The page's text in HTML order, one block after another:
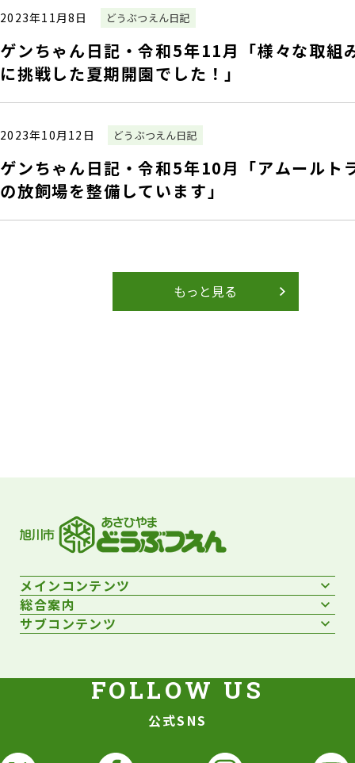
2023年11月8日 どうぶつえん日記
ゲンちゃん日記・令和5年11月「様々な取組
に挑戦した夏期開園でした！」
2023年10月12日 どうぶつえん日記
ゲンちゃん日記・令和5年10月「アムールト
の放飼場を整備しています」
もっと見る
メインコンテンツ
総合案内
サブコンテンツ
公式SNS